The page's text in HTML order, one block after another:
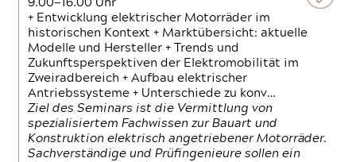
9.00—16.00 Uhr
+ Entwicklung elektrischer Motorräder im
historischen Kontext + Marktübersicht: aktuelle
Modelle und Hersteller + Trends und
Zukunftsperspektiven der Elektromobilität im
Zweiradbereich + Aufbau elektrischer
Antriebssysteme + Unterschiede zu konv…
Ziel des Seminars ist die Vermittlung von
spezialisiertem Fachwissen zur Bauart und
Konstruktion elektrisch angetriebener Motorräder.
Sachverständige und Prüfingenieure sollen ein